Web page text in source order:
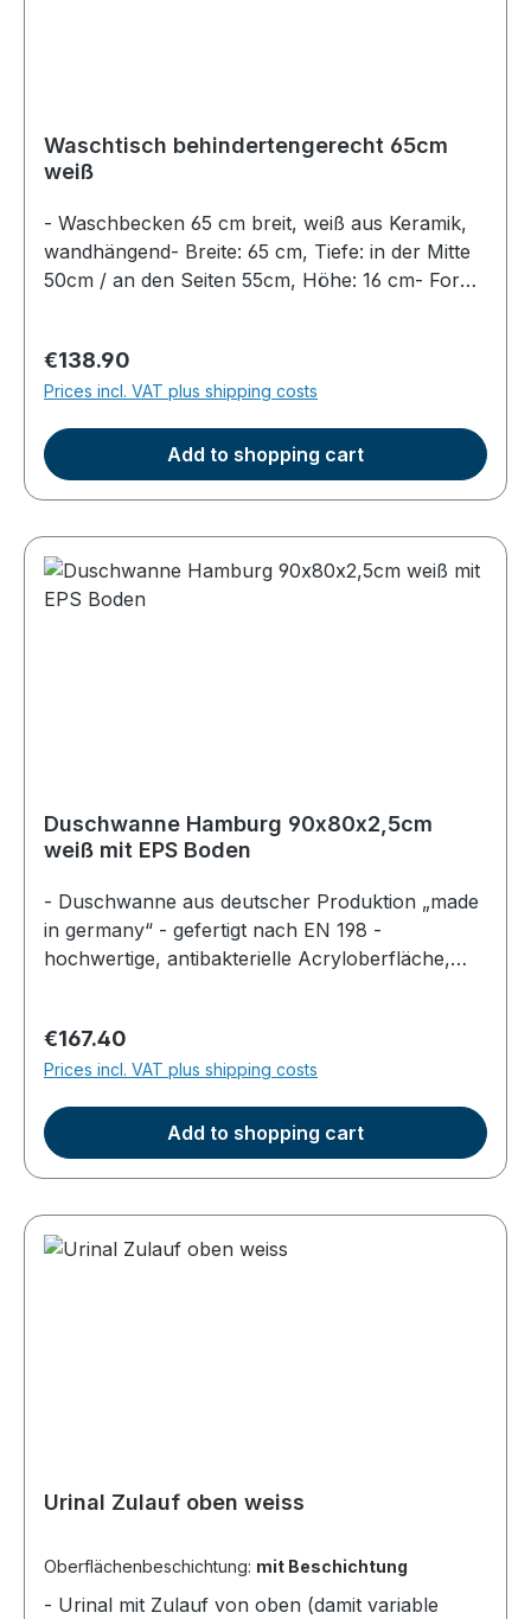
Waschtisch behindertengerecht 65cm
weiß
- Waschbecken 65 cm breit, weiß aus Keramik,
wandhängend- Breite: 65 cm, Tiefe: in der Mitte
50cm / an den Seiten 55cm, Höhe: 16 cm- Form
die Befestigung ca. 28 cm- Lieferumfang nur der
Waschtisch
Regular price:
€138.90
Prices incl. VAT plus shipping costs
Add to shopping cart
Duschwanne Hamburg 90x80x2,5cm
weiß mit EPS Boden
- Duschwanne aus deutscher Produktion „made
in germany“ - gefertigt nach EN 198 -
hochwertige, antibakterielle Acryloberfläche,
Dusche ca. 5,5cm - mit gerader EPS Unterseite
zum direkten Aufkleben geeignet (nicht für
Fußgestelle einsetzbar)
Regular price:
€167.40
Prices incl. VAT plus shipping costs
Add to shopping cart
Urinal Zulauf oben weiss
Oberflächenbeschichtung: mit Beschichtung
- Urinal mit Zulauf von oben (damit variable